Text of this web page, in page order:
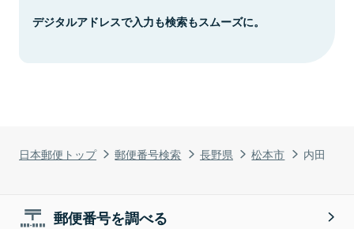
日本郵便トップ 郵便番号検索 長野県 松本市 内田
デジタルアドレスで入力も検索もスムーズに。
郵便番号を調べる